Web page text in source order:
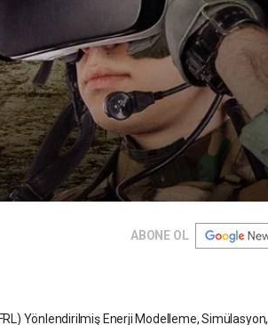
ABONE OL
Yönlendirilmiş Enerji Modelleme, Simülasyon,